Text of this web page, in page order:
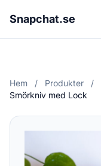
Snapchat.se
Hem / Produkter /
Smörkniv med Lock